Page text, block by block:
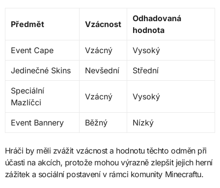
Předmět Vzácnost
Odhadovaná
hodnota
Event Cape Vzácný Vysoký
Jedinečné Skins Nevšední Střední
Speciální
Mazlíčci
Vzácný Vysoký
Event Bannery Běžný Nízký
Hráči by měli zvážit vzácnost a hodnotu těchto odměn při
účasti na akcích, protože mohou výrazně zlepšit jejich herní
zážitek a sociální postavení v rámci komunity Minecraftu.